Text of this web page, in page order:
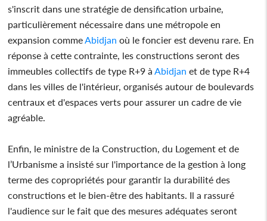
s'inscrit dans une stratégie de densification urbaine,
particulièrement nécessaire dans une métropole en
expansion commeAbidjan où le foncier est devenu rare. En
réponse à cette contrainte, les constructions seront des
immeubles collectifs de type R+9 àAbidjan et de type R+4
dans les villes de l'intérieur, organisés autour de boulevards
centraux et d'espaces verts pour assurer un cadre de vie
agréable.
Enfin, le ministre de la Construction, du Logement et de
l’Urbanisme a insisté sur l'importance de la gestion à long
terme des copropriétés pour garantir la durabilité des
constructions et le bien-être des habitants. Il a rassuré
l'audience sur le fait que des mesures adéquates seront